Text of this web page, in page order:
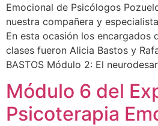
Emocional de Psicólogos
nuestra compañera y
En esta ocasión los encargados
clases fueron Alicia Bastos y
BASTOS Módulo 2: El
Módulo 6 del
Psicoterapia